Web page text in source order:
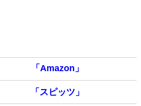
「Amazon」
「スピッツ」